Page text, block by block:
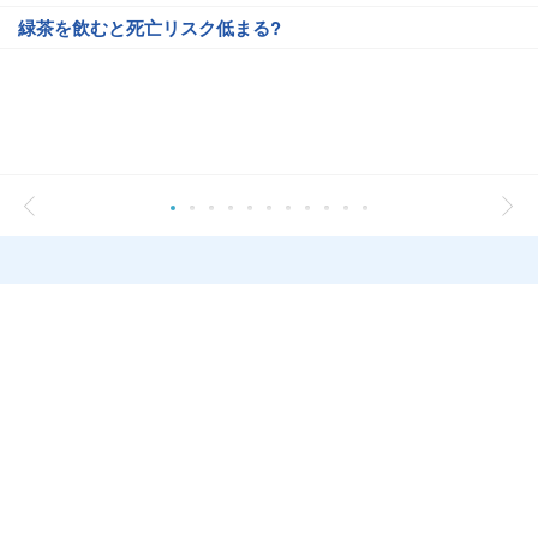
緑茶を飲むと死亡リスク低まる?